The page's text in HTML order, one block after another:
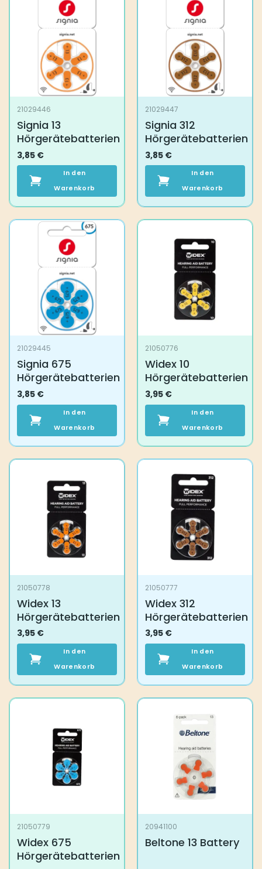
21029446
Signia 13
Hörgerätebatterien
3,85 €
In den
Warenkorb
21029447
Signia 312
Hörgerätebatterien
3,85 €
In den
Warenkorb
21029445
Signia 675
Hörgerätebatterien
3,85 €
In den
Warenkorb
21050776
Widex 10
Hörgerätebatterien
3,95 €
In den
Warenkorb
21050778
Widex 13
Hörgerätebatterien
3,95 €
In den
Warenkorb
21050777
Widex 312
Hörgerätebatterien
3,95 €
In den
Warenkorb
21050779
Widex 675
Hörgerätebatterien
20941100
Beltone 13 Battery